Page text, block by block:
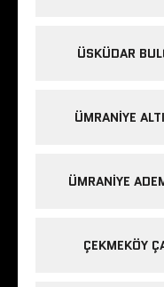
ÜSKÜDAR
ÜMRANIYE
ÜMRANIYE
ÇEKMEKÖY